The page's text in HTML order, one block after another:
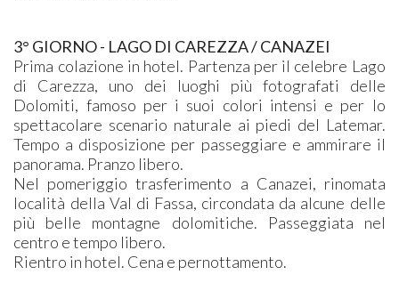
3° GIORNO - LAGO DI CAREZZA / CANAZEI
Prima colazione in hotel. Partenza per il celebre Lago
di Carezza, uno dei luoghi più fotografati delle
Dolomiti, famoso per i suoi colori intensi e per lo
spettacolare scenario naturale ai piedi del Latemar.
Tempo a disposizione per passeggiare e ammirare il
panorama. Pranzo libero.
Nel pomeriggio trasferimento a Canazei, rinomata
località della Val di Fassa, circondata da alcune delle
più belle montagne dolomitiche. Passeggiata nel
centro e tempo libero.
Rientro in hotel. Cena e pernottamento.